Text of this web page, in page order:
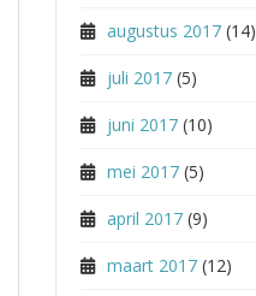
augustus 2017 (14)
juli 2017 (5)
juni 2017 (10)
mei 2017 (5)
april 2017 (9)
maart 2017 (12)